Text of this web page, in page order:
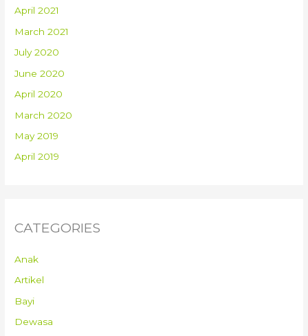
April 2021
March 2021
July 2020
June 2020
April 2020
March 2020
May 2019
April 2019
CATEGORIES
Anak
Artikel
Bayi
Dewasa